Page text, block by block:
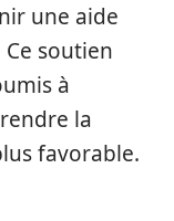
une aide
soutien
à
la
favorable.